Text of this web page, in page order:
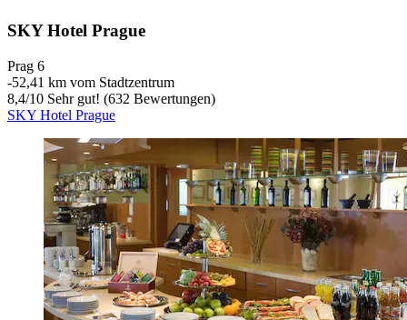
SKY Hotel Prague
Prag 6
‐52,41 km vom Stadtzentrum
8,4/10 Sehr gut! (632 Bewertungen)
SKY Hotel Prague